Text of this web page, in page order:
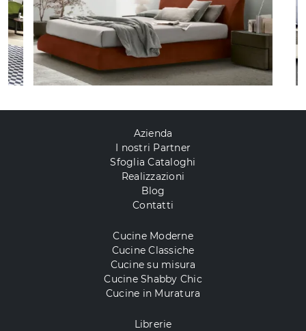
Azienda
I nostri Partner
Sfoglia Cataloghi
Realizzazioni
Blog
Contatti
Cucine Moderne
Cucine Classiche
Cucine su misura
Cucine Shabby Chic
Cucine in Muratura
Librerie